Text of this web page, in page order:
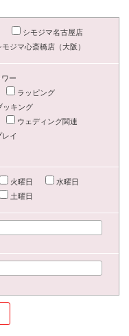
シモジマ名古屋店
モジマ心斎橋店（大阪）
ー
ラッピング
ッキング
ウェディング関連
イ
火曜日
水曜日
土曜日